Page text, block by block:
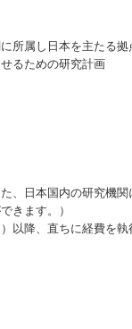
所属し日本を主たる
るための研究計画
、日本国内の研究機
きます。）
以降、直ちに経費を執